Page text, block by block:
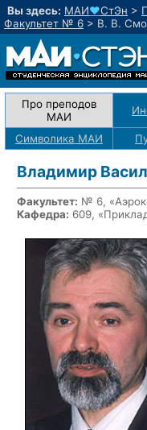
Вы здесь: МАИ♥СтЭн >
Факультет № 6 > В. В.
Про преподов
МАИ
Символика МАИ
Владимир
Факультет: № 6,
Кафедра: 609,